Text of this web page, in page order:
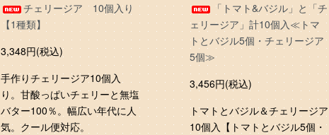
チェリージア 10個入り
【1種類】
3,348円(税込)
手作りチェリージア10個入
り。甘酸っぱいチェリーと無塩
バター100％。幅広い年代に人
気。クール便対応。
「トマト&バジル」と「チ
ェリージア」計10個入≪トマ
トとバジル5個・チェリージア
5個≫
3,456円(税込)
トマトとバジル＆チェリージア
10個入【トマトとバジル5個・